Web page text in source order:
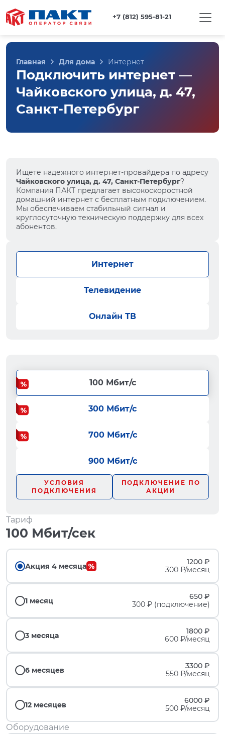
+7 (812) 595-81-21
Главная Для дома Интернет
Подключить интернет —
Чайковского улица, д. 47,
Санкт-Петербург
Ищете надежного интернет-провайдера по адресу
Чайковского улица, д. 47, Санкт-Петербург?
Компания ПАКТ предлагает высокоскоростной
домашний интернет с бесплатным подключением.
Мы обеспечиваем стабильный сигнал и
круглосуточную техническую поддержку для всех
абонентов.
Интернет
Телевидение
Онлайн ТВ
100 Мбит/с
300 Мбит/с
700 Мбит/с
900 Мбит/с
УСЛОВИЯ
ПОДКЛЮЧЕНИЯ
ПОДКЛЮЧЕНИЕ ПО
АКЦИИ
Тариф
100 Мбит/сек
Акция 4 месяца
1200 ₽
300 ₽/месяц
1 месяц
650 ₽
300 ₽ (подключение)
3 месяца
1800 ₽
600 ₽/месяц
6 месяцев
3300 ₽
550 ₽/месяц
12 месяцев
6000 ₽
500 ₽/месяц
Оборудование